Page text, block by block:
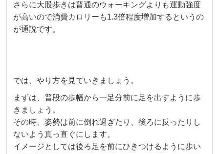
さらに大股歩きは普通のウォーキングよりも運動強度
が高いので消費カロリーも1.3倍程度増加するというの
が通説です。
では、やり方を見ていきましょう。
まずは、普段の歩幅から一足分前に足を出すように歩
きましょう。
その時、姿勢は前に倒れ過ぎたり、後ろに反ったりし
ないよう真っ直ぐにします。
イメージとしては後ろ足を前にひきつけるように歩い